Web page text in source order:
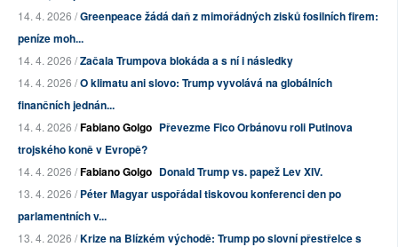
14. 4. 2026 /Greenpeace žádá daň z mimořádných zisků fosilních firem:
peníze moh...
14. 4. 2026 /Začala Trumpova blokáda a s ní i následky
14. 4. 2026 /O klimatu ani slovo: Trump vyvolává na globálních
finančních jednán...
14. 4. 2026 /Fabiano Golgo Převezme Fico Orbánovu roli Putinova
trojského koně v Evropě?
14. 4. 2026 /Fabiano Golgo Donald Trump vs. papež Lev XIV.
13. 4. 2026 /Péter Magyar uspořádal tiskovou konferenci den po
parlamentních v...
13. 4. 2026 /Krize na Blízkém východě: Trump po slovní přestřelce s